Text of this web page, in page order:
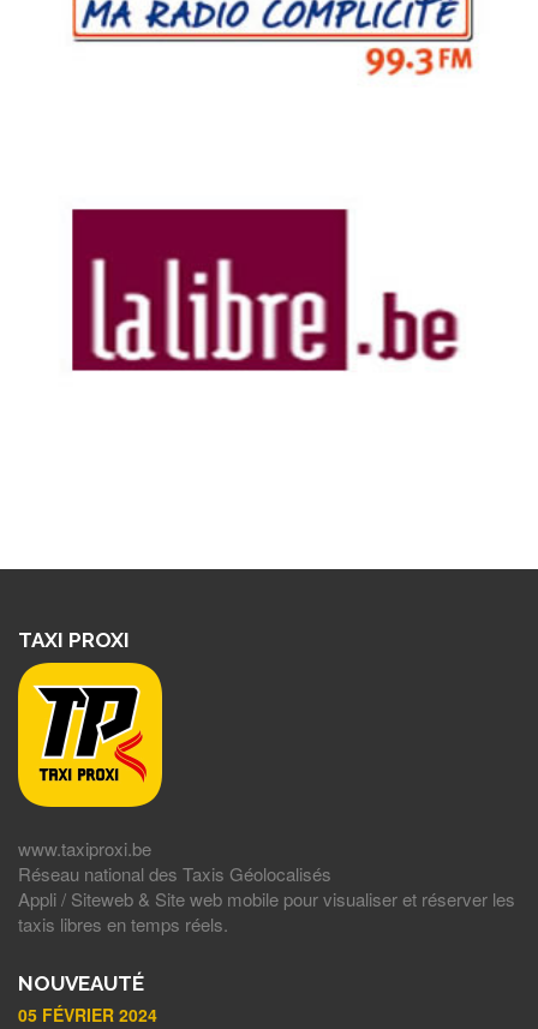
TAXI PROXI
www.taxiproxi.be
Réseau national des Taxis Géolocalisés
Appli / Siteweb & Site web mobile pour visualiser et réserver les
taxis libres en temps réels.
NOUVEAUTÉ
05 FÉVRIER 2024